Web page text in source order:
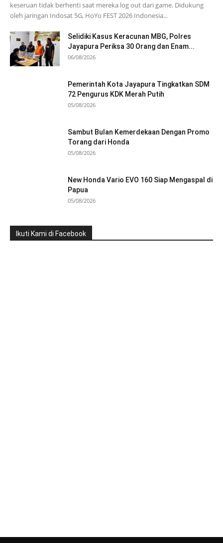
keseruan tidak berhenti saat mereka log out dari game. Didukung
oleh jaringan Indosat 5G, HoYo FEST 2026 Indonesia...
Selidiki Kasus Keracunan MBG, Polres
Jayapura Periksa 30 Orang dan Enam...
06/08/2026
Pemerintah Kota Jayapura Tingkatkan SDM
72 Pengurus KDK Merah Putih
05/08/2026
Sambut Bulan Kemerdekaan Dengan Promo
Torang dari Honda
05/08/2026
New Honda Vario EVO 160 Siap Mengaspal di
Papua
05/08/2026
Ikuti Kami di Facebook